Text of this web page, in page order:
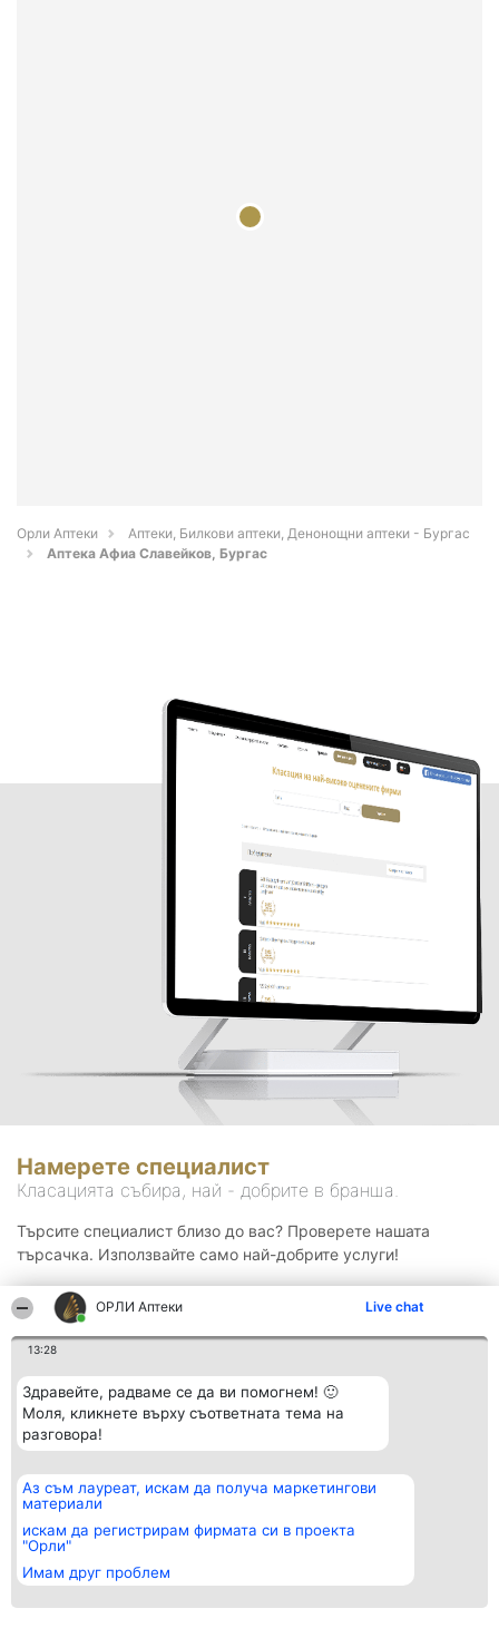
ОРЛИ Аптеки Live chat
13:28
Здравейте, радваме се да ви помогнем! 🙂
Моля, кликнете върху съответната тема на
разговора!
Аз съм лауреат, искам да получа маркетингови
материали
искам да регистрирам фирмата си в проекта
"Орли"
Имам друг проблем
Орли Аптеки
Аптеки, Билкови аптеки, Денонощни аптеки - Бургас
Аптека Афиа Славейков, Бургас
Намерете специалист
Класацията събира, най - добрите в бранша.
Търсите специалист близо до вас? Проверете нашата
търсачка. Използвайте само най-добрите услуги!
Организатор на
класиране
BulevardulAleea Timișul De
Sus Nr. 2, Bl. A30, Sc. A, Et.
4, Ap. 13
București 53-238
Класация
всички
Статут/Устав
Контакти